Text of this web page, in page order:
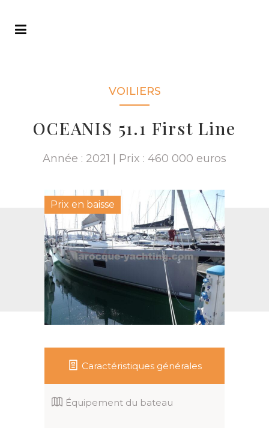
VOILIERS
OCEANIS 51.1 First Line
Année : 2021 | Prix : 460 000 euros
Prix en baisse
Caractéristiques générales
Équipement du bateau